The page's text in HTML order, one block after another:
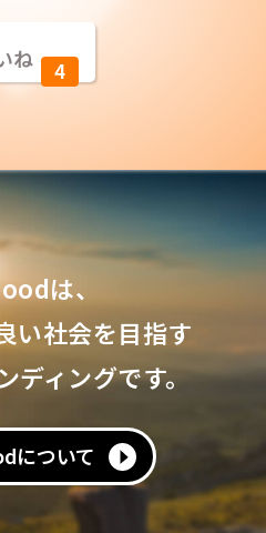
ね 4
は、
い社会を目指す
ディングです。
について